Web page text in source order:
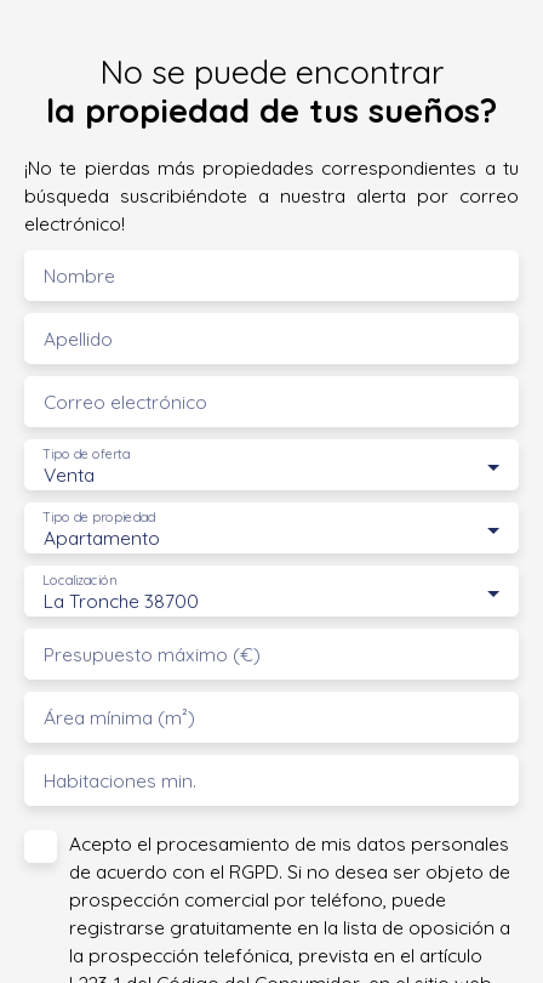
No se puede encontrar
la propiedad de tus sueños?
¡No te pierdas más propiedades correspondientes a tu
búsqueda suscribiéndote a nuestra alerta por correo
electrónico!
Nombre
Apellido
Correo electrónico
Venta
Tipo de oferta
Apartamento
Tipo de propiedad
La Tronche 38700
Localización
Presupuesto máximo (€)
Área mínima (m²)
Habitaciones min.
Acepto el procesamiento de mis datos personales
de acuerdo con el RGPD. Si no desea ser objeto de
prospección comercial por teléfono, puede
registrarse gratuitamente en la lista de oposición a
la prospección telefónica, prevista en el artículo